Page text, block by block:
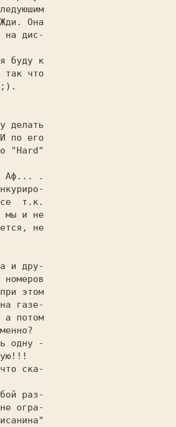
Она
на дис-
так что
;).
по его
"Hard"
т.к.
мы и не
не
этом
газе-
а потом
огра-